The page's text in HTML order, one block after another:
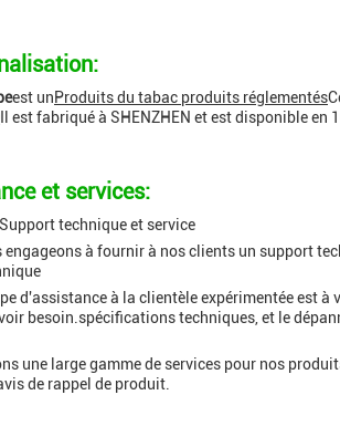
est unProduits du tabac produits réglementés
Il est fabriqué à SHENZHEN et est disponible en
et services:
technique et service
engageons à fournir à nos clients un support
d'assistance à la clientèle expérimentée est
besoin.spécifications techniques, et le
une large gamme de services pour nos
de rappel de produit.